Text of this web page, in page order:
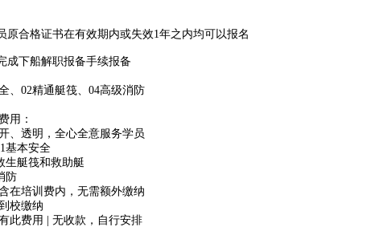
原合格证书在有效期内或失效1年之内均可以报名
成下船解职报备手续报备
、02精通艇筏、04高级消防
用：
、透明，全心全意服务学员
基本安全
生艇筏和救助艇
防
在培训费内，无需额外缴纳
校缴纳
此费用 | 无收款，自行安排